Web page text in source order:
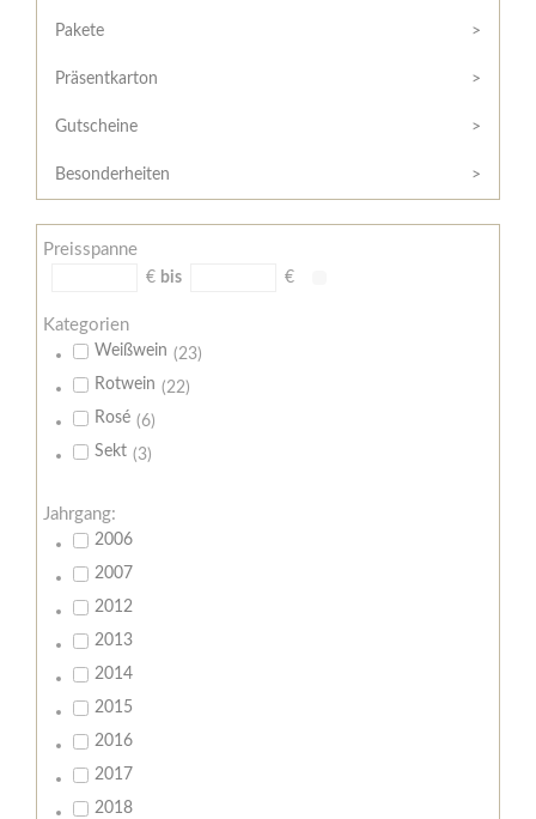
/
Widerrufsformular
AGB
Zahlungsbedingungen
Meine
Pakete
Präsentkarton
Gutscheine
Besonderheiten
Preisspanne
€ bis €
Kategorien
Weißwein (23)
Rotwein (22)
Rosé (6)
Sekt (3)
Jahrgang:
2006
2007
2012
2013
2014
2015
2016
2017
2018